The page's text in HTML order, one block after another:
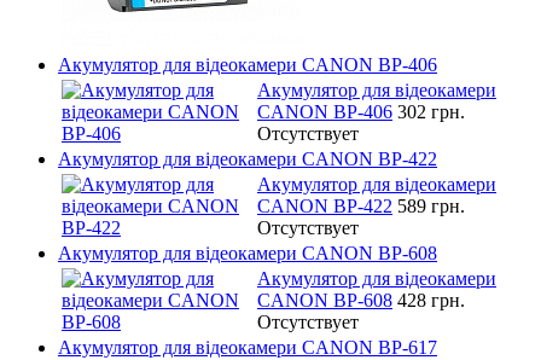
Акумулятор для відеокамери CANON BP-406
Акумулятор для відеокамери
CANON BP-406 302 грн.
Отсутствует
Акумулятор для відеокамери CANON BP-422
Акумулятор для відеокамери
CANON BP-422 589 грн.
Отсутствует
Акумулятор для відеокамери CANON BP-608
Акумулятор для відеокамери
CANON BP-608 428 грн.
Отсутствует
Акумулятор для відеокамери CANON BP-617